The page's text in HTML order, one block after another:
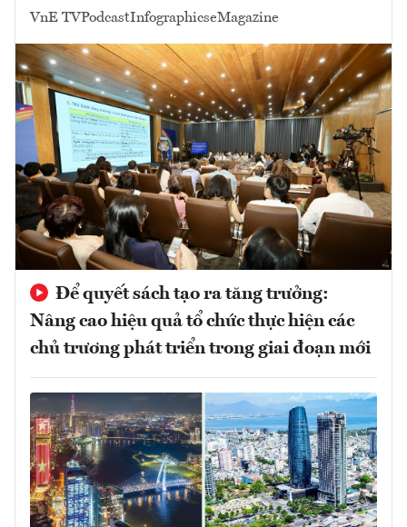
VnE TVPodcastInfographicseMagazine
Để quyết sách tạo ra tăng trưởng:
Nâng cao hiệu quả tổ chức thực hiện các
chủ trương phát triển trong giai đoạn mới